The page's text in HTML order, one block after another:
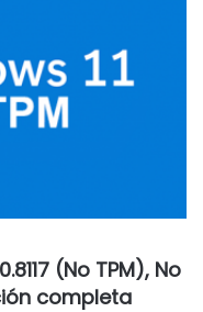
(No TPM), No
completa